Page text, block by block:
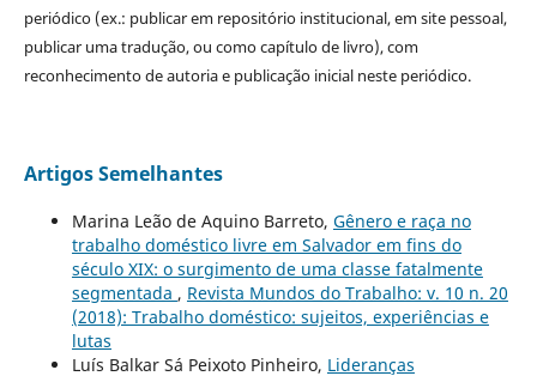
periódico (ex.: publicar em repositório institucional, em site pessoal,
publicar uma tradução, ou como capítulo de livro), com
reconhecimento de autoria e publicação inicial neste periódico.
Artigos Semelhantes
Marina Leão de Aquino Barreto, Gênero e raça no
trabalho doméstico livre em Salvador em fins do
século XIX: o surgimento de uma classe fatalmente
segmentada , Revista Mundos do Trabalho: v. 10 n. 20
(2018): Trabalho doméstico: sujeitos, experiências e
lutas
Luís Balkar Sá Peixoto Pinheiro, Lideranças